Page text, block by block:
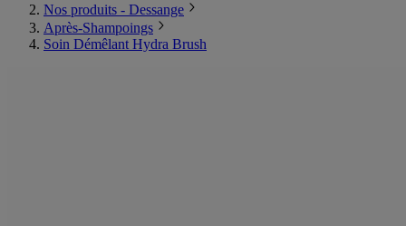
Nos produits - Dessange
Après-Shampoings
Soin Démêlant Hydra Brush